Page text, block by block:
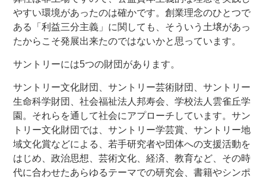
やすい環境があったのは確かです。創業理念のひとつで
ある「利益三分主義」に関しても、そういう土壌があっ
たからこそ発展出来たのではないかと思っています。
サントリーには5つの財団があります。
サントリー文化財団、サントリー芸術財団、サントリー
生命科学財団、社会福祉法人邦寿会、学校法人雲雀丘学
園。それらを通して社会にアプローチしています。サン
トリー文化財団では、サントリー学芸賞、サントリー地
域文化賞などによる、若手研究者や団体への支援活動を
はじめ、政治思想、芸術文化、経済、教育など、その時
代に合わせたあらゆるテーマでの研究会、書籍やシンポ